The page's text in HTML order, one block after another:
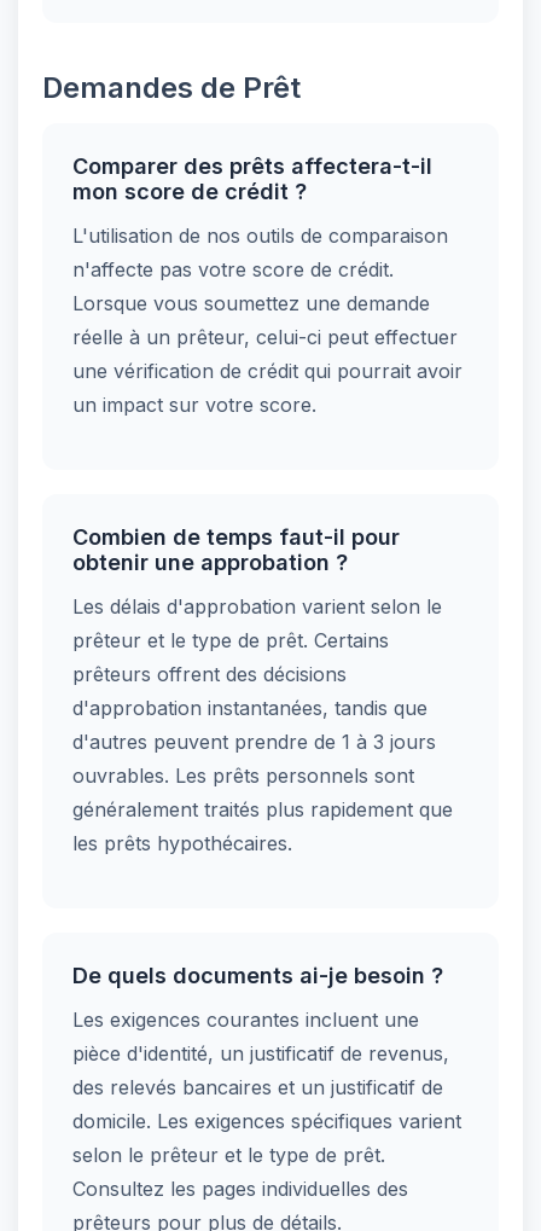
Demandes de Prêt
Comparer des prêts affectera-t-il
mon score de crédit ?
L'utilisation de nos outils de comparaison
n'affecte pas votre score de crédit.
Lorsque vous soumettez une demande
réelle à un prêteur, celui-ci peut effectuer
une vérification de crédit qui pourrait avoir
un impact sur votre score.
Combien de temps faut-il pour
obtenir une approbation ?
Les délais d'approbation varient selon le
prêteur et le type de prêt. Certains
prêteurs offrent des décisions
d'approbation instantanées, tandis que
d'autres peuvent prendre de 1 à 3 jours
ouvrables. Les prêts personnels sont
généralement traités plus rapidement que
les prêts hypothécaires.
De quels documents ai-je besoin ?
Les exigences courantes incluent une
pièce d'identité, un justificatif de revenus,
des relevés bancaires et un justificatif de
domicile. Les exigences spécifiques varient
selon le prêteur et le type de prêt.
Consultez les pages individuelles des
prêteurs pour plus de détails.